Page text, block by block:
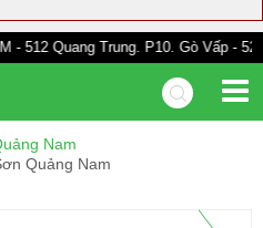
Trung. P10. Gò Vấp - 528A Trường
Nam
Quảng Nam